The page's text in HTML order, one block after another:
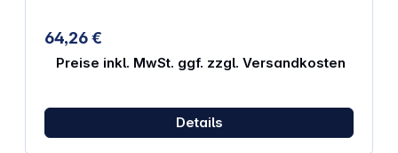
64,26 €
Preise inkl. MwSt. ggf. zzgl. Versandkosten
Details